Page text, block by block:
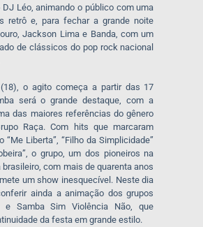
Léo, animando o público com uma
retrô e, para fechar a grande noite
Jackson Lima e Banda, com um
de clássicos do pop rock nacional
o agito começa a partir das 17
será o grande destaque, com a
das maiores referências do gênero
Raça. Com hits que marcaram
“Me Liberta”, “Filho da Simplicidade”
o grupo, um dos pioneiros na
com mais de quarenta anos
um show inesquecível. Neste dia
ainda a animação dos grupos
e Samba Sim Violência Não, que
da festa em grande estilo.